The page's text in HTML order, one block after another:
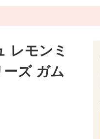
レモンミ
ズ ガム